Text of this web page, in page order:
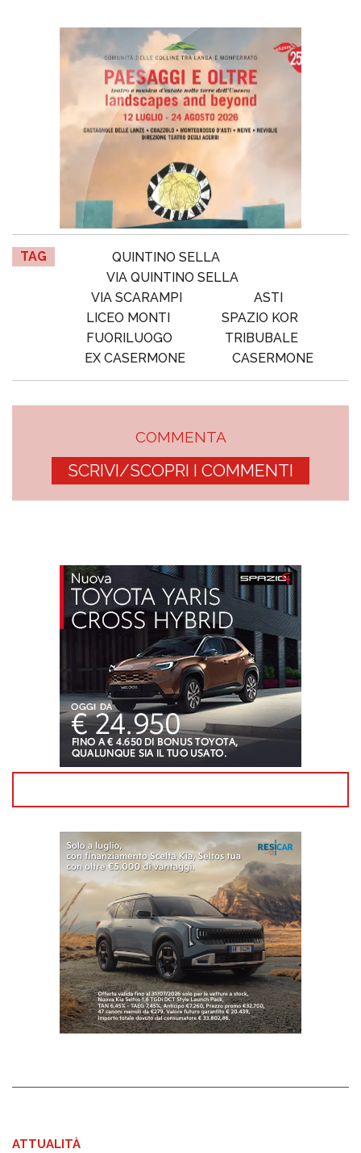
TAG
QUINTINO SELLA
VIA QUINTINO SELLA
VIA SCARAMPI
ASTI
LICEO MONTI
SPAZIO KOR
FUORILUOGO
TRIBUBALE
EX CASERMONE
CASERMONE
COMMENTA
SCRIVI/SCOPRI I COMMENTI
ATTUALITÀ